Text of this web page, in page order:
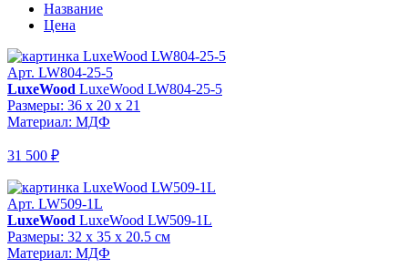
Название
Цена
Арт. LW804-25-5
LuxeWood LuxeWood LW804-25-5
Размеры: 36 x 20 x 21
Материал: МДФ
31 500 ₽
Арт. LW509-1L
LuxeWood LuxeWood LW509-1L
Размеры: 32 x 35 x 20.5 см
Материал: МДФ